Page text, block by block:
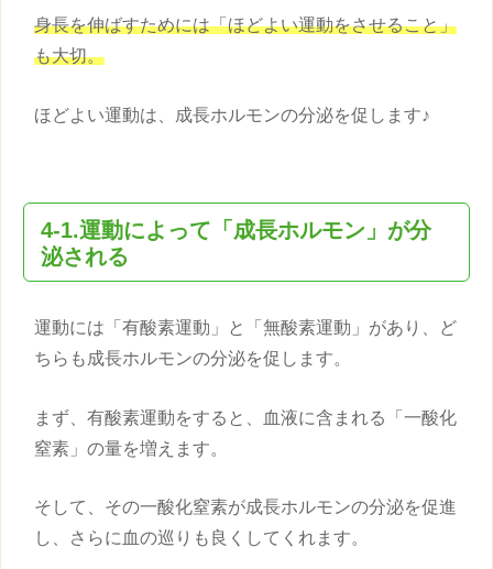
身長を伸ばすためには「ほどよい運動をさせること」
も大切。
ほどよい運動は、成長ホルモンの分泌を促します♪
4-1.運動によって「成長ホルモン」が分
泌される
運動には「有酸素運動」と「無酸素運動」があり、ど
ちらも成長ホルモンの分泌を促します。
まず、有酸素運動をすると、血液に含まれる「一酸化
窒素」の量を増えます。
そして、その一酸化窒素が成長ホルモンの分泌を促進
し、さらに血の巡りも良くしてくれます。